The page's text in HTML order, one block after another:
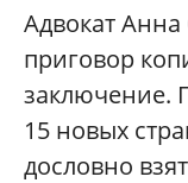
Адвокат Анна
приговор
заключение.
15 новых
дословно